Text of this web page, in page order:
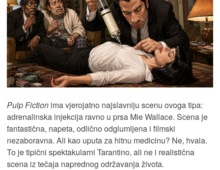
Pulp Fiction ima vjerojatno najslavniju scenu ovoga tipa:
adrenalinska injekcija ravno u prsa Mie Wallace. Scena je
fantastična, napeta, odlično odglumljena i filmski
nezaboravna. Ali kao uputa za hitnu medicinu? Ne, hvala.
To je tipični spektakularni Tarantino, ali ne i realistična
scena iz tečaja naprednog održavanja života.